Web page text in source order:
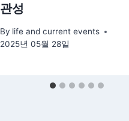
관성
By life and current events
2025년 05월 28일